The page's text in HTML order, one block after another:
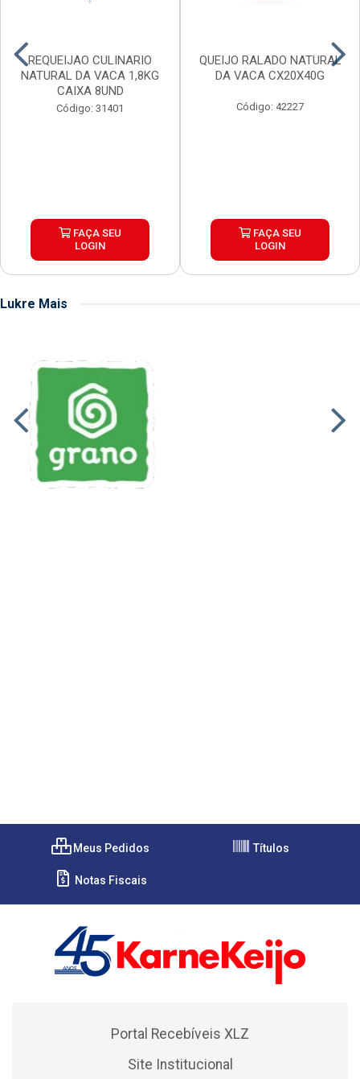
REQUEIJAO CULINARIO
NATURAL DA VACA 1,8KG
CAIXA 8UND
Código: 31401
FAÇA SEU
LOGIN
QUEIJO RALADO NATURAL
DA VACA CX20X40G
Código: 42227
FAÇA SEU
LOGIN
Lukre Mais
Meus Pedidos Títulos
Notas Fiscais
Portal Recebíveis XLZ
Site Institucional